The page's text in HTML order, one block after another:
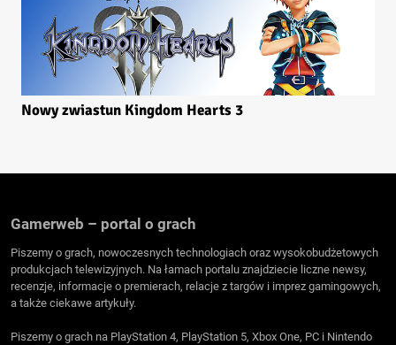
Nowy zwiastun Kingdom Hearts 3
Gamerweb – portal o grach
Piszemy o grach, nowoczesnych technologiach oraz wysokobudżetowych
produkcjach telewizyjnych. Na łamach portalu znajdziecie liczne newsy,
recenzje, informacje o premierach, relacje z targów i imprez gamingowych,
a także ciekawe artykuły.
Piszemy o grach na PlayStation 4, PlayStation 5, Xbox One, PC i Nintendo